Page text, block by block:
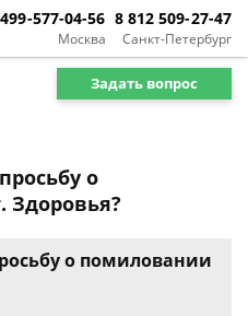
Москва
577-04-56
Санкт-Петербург
8 812 509-27-47
Задать вопрос
о
Здоровья?
о помиловании